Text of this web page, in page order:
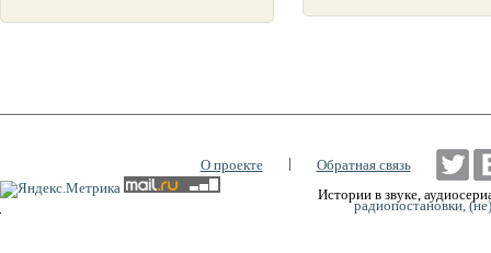
О проекте |
Обратная связь
Истории в звуке,
радиопостановки,